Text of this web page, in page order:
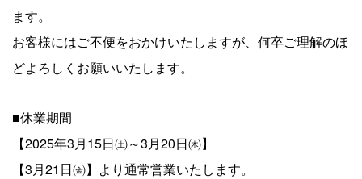
ます。
お客様にはご不便をおかけいたしますが、何卒ご理解のほ
どよろしくお願いいたします。
■休業期間
【2025年3月15日㈯～3月20日㈭】
【3月21日㈮】より通常営業いたします。
車の買取事例
cases
【 (株) ジェイカーズ ハッピーカーズ町田店 買取事例 】 トヨ
タプリウスの車買取事例10